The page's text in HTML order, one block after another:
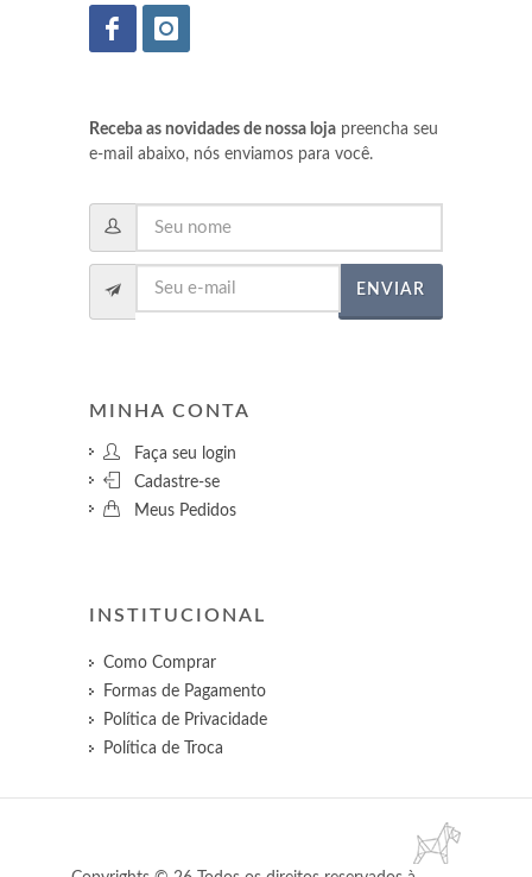
Receba as novidades de nossa lojapreencha seu
e-mail abaixo, nós enviamos para você.
ENVIAR
MINHA CONTA
Faça seu login
Cadastre-se
Meus Pedidos
INSTITUCIONAL
Como Comprar
Formas de Pagamento
Política de Privacidade
Política de Troca